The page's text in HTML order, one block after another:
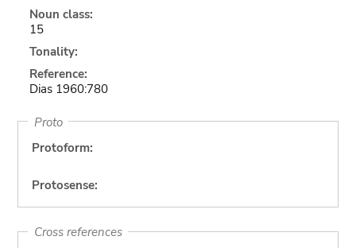
Noun class:
15
Tonality:
Reference:
Dias 1960:780
Proto
Protoform:
Protosense:
Cross references